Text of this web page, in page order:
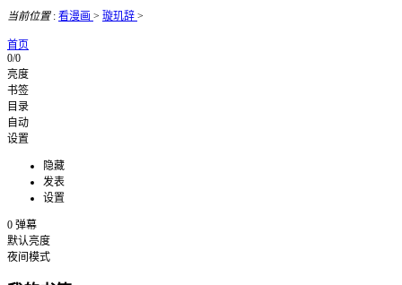
当前位置: 看漫画 > 璇玑辞 >
首页
0/0
亮度
书签
目录
自动
设置
隐藏
发表
设置
0 弹幕
默认亮度
夜间模式